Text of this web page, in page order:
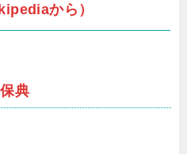
から）
典